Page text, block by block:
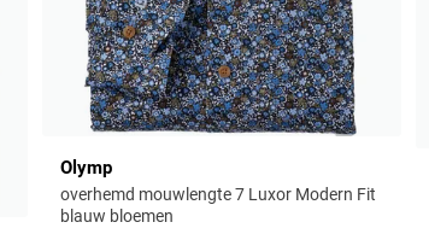
Olymp
overhemd mouwlengte 7 Luxor Modern Fit
blauw bloemen